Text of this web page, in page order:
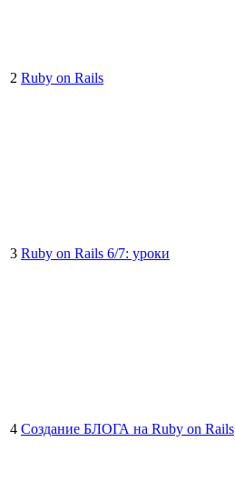
2 Ruby on Rails
3 Ruby on Rails 6/7: уроки
4 Создание БЛОГА на Ruby on Rails